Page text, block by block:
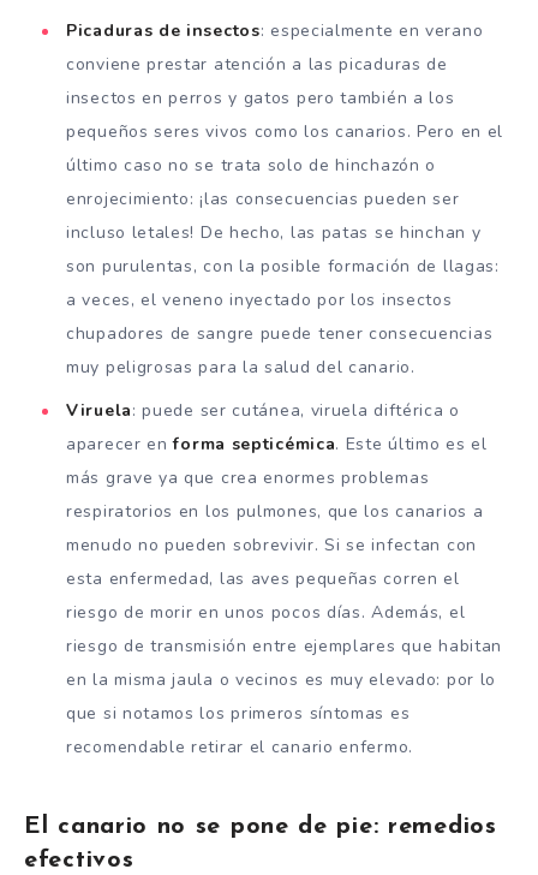
Picaduras de insectos: especialmente en verano
conviene prestar atención a las picaduras de
insectos en perros y gatos pero también a los
pequeños seres vivos como los canarios. Pero en el
último caso no se trata solo de hinchazón o
enrojecimiento: ¡las consecuencias pueden ser
incluso letales! De hecho, las patas se hinchan y
son purulentas, con la posible formación de llagas:
a veces, el veneno inyectado por los insectos
chupadores de sangre puede tener consecuencias
muy peligrosas para la salud del canario.
Viruela: puede ser cutánea, viruela diftérica o
aparecer enforma septicémica. Este último es el
más grave ya que crea enormes problemas
respiratorios en los pulmones, que los canarios a
menudo no pueden sobrevivir. Si se infectan con
esta enfermedad, las aves pequeñas corren el
riesgo de morir en unos pocos días. Además, el
riesgo de transmisión entre ejemplares que habitan
en la misma jaula o vecinos es muy elevado: por lo
que si notamos los primeros síntomas es
recomendable retirar el canario enfermo.
El canario no se pone de pie: remedios
efectivos